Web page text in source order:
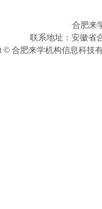
合肥
联系地址：安徽省
© 合肥来学机构信息科技